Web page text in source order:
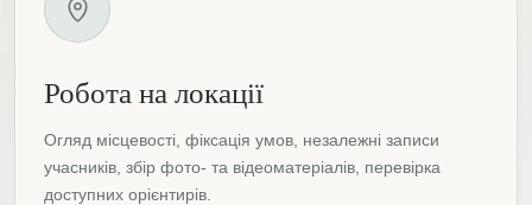
Робота на локації
Огляд місцевості, фіксація умов, незалежні записи
учасників, збір фото- та відеоматеріалів, перевірка
доступних орієнтирів.